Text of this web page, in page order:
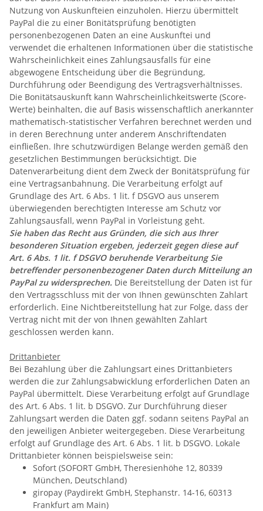
Nutzung von Auskunfteien einzuholen. Hierzu übermittelt
PayPal die zu einer Bonitätsprüfung benötigten
personenbezogenen Daten an eine Auskunftei und
verwendet die erhaltenen Informationen über die statistische
Wahrscheinlichkeit eines Zahlungsausfalls für eine
abgewogene Entscheidung über die Begründung,
Durchführung oder Beendigung des Vertragsverhältnisses.
Die Bonitätsauskunft kann Wahrscheinlichkeitswerte (Score-
Werte) beinhalten, die auf Basis wissenschaftlich anerkannter
mathematisch-statistischer Verfahren berechnet werden und
in deren Berechnung unter anderem Anschriftendaten
einfließen. Ihre schutzwürdigen Belange werden gemäß den
gesetzlichen Bestimmungen berücksichtigt. Die
Datenverarbeitung dient dem Zweck der Bonitätsprüfung für
eine Vertragsanbahnung. Die Verarbeitung erfolgt auf
Grundlage des Art. 6 Abs. 1 lit. f DSGVO aus unserem
überwiegenden berechtigten Interesse am Schutz vor
Zahlungsausfall, wenn PayPal in Vorleistung geht.
Sie haben das Recht aus Gründen, die sich aus Ihrer
besonderen Situation ergeben, jederzeit gegen diese auf
Art. 6 Abs. 1 lit. f DSGVO beruhende Verarbeitung Sie
betreffender personenbezogener Daten durch Mitteilung an
PayPal zu widersprechen. Die Bereitstellung der Daten ist für
den Vertragsschluss mit der von Ihnen gewünschten Zahlart
erforderlich. Eine Nichtbereitstellung hat zur Folge, dass der
Vertrag nicht mit der von Ihnen gewählten Zahlart
geschlossen werden kann.
Drittanbieter
Bei Bezahlung über die Zahlungsart eines Drittanbieters
werden die zur Zahlungsabwicklung erforderlichen Daten an
PayPal übermittelt. Diese Verarbeitung erfolgt auf Grundlage
des Art. 6 Abs. 1 lit. b DSGVO. Zur Durchführung dieser
Zahlungsart werden die Daten ggf. sodann seitens PayPal an
den jeweiligen Anbieter weitergegeben. Diese Verarbeitung
erfolgt auf Grundlage des Art. 6 Abs. 1 lit. b DSGVO. Lokale
Drittanbieter können beispielsweise sein:
Sofort (SOFORT GmbH, Theresienhöhe 12, 80339
München, Deutschland)
giropay (Paydirekt GmbH, Stephanstr. 14-16, 60313
Frankfurt am Main)